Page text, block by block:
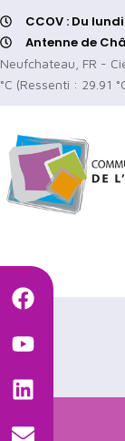
CCOV : Du
Antenne de
Neufchateau, FR -
°C (Ressenti : 29.91